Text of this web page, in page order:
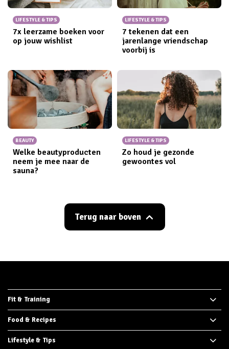
LIFESTYLE & TIPS
7x leerzame boeken voor
op jouw wishlist
LIFESTYLE & TIPS
7 tekenen dat een
jarenlange vriendschap
voorbij is
BEAUTY
Welke beautyproducten
neem je mee naar de
sauna?
LIFESTYLE & TIPS
Zo houd je gezonde
gewoontes vol
Terug naar boven
Fit & Training
Food & Recipes
Lifestyle & Tips